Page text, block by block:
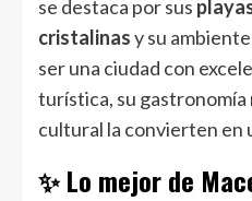
se destaca por sus
cristalinasy su
ser una ciudad con
turística, su gastronomía
cultural la convierten en
✨ Lo mejor de